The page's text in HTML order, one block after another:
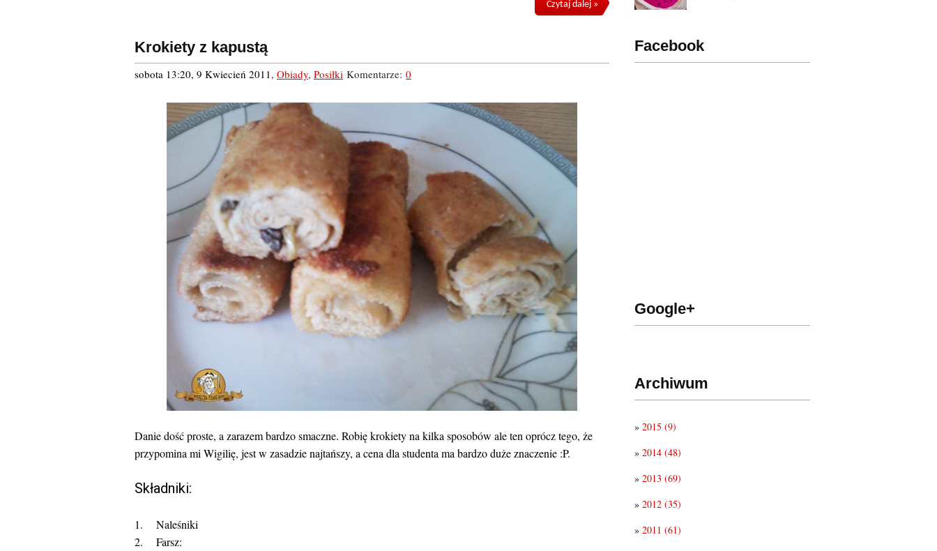
Facebook
Google+
Archiwum
» 2015 (9)
» 2014 (48)
» 2013 (69)
» 2012 (35)
» 2011 (61)
Czytaj dalej »
Krokiety z kapustą
sobota 13:20, 9 Kwiecień 2011, Obiady, Posiłki Komentarze: 0
Danie dość proste, a zarazem bardzo smaczne. Robię krokiety na kilka sposobów ale ten oprócz tego, że
przypomina mi Wigilię, jest w zasadzie najtańszy, a cena dla studenta ma bardzo duże znaczenie :P.
Składniki:
1. Naleśniki
2. Farsz: